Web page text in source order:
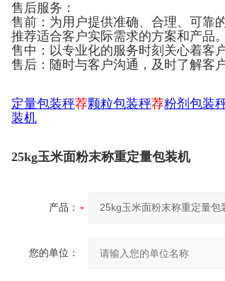
售后服务：
售前：为用户提供准确、合理、可靠
推荐适合客户实际需求的方案和产品。
售中：以专业化的服务时刻关心着客
售后：随时与客户沟通，及时了解客
定量包装秤荐颗粒包装秤荐粉剂包装
装机
25kg玉米面粉末称重定量包装机
产品：
您的单位：